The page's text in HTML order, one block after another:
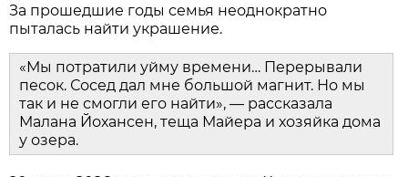
За прошедшие годы семья неоднократно
пыталась найти украшение.
«Мы потратили уйму времени… Перерывали
песок. Сосед дал мне большой магнит. Но мы
так и не смогли его найти», — рассказала
Малана Йохансен, теща Майера и хозяйка дома
у озера.